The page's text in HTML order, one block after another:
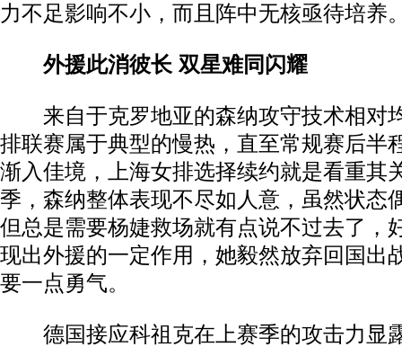
力不足影响不小，而且阵中无核亟待培养
外援此消彼长 双星难同闪耀
来自于克罗地亚的森纳攻守技术相对
排联赛属于典型的慢热，直至常规赛后半
渐入佳境，上海女排选择续约就是看重其
季，森纳整体表现不尽如人意，虽然状态
但总是需要杨婕救场就有点说不过去了，
现出外援的一定作用，她毅然放弃回国出
要一点勇气。
德国接应科祖克在上赛季的攻击力显